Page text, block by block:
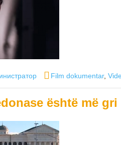
Categories
Film dokumentar,
është më